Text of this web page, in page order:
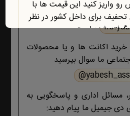
خرید اکانت ها و یا محصولات
ما سوال بپرسید
مسائل اداری و پاسخگویی به
دی جیمیل ما پیام دهید:
رو واریز کنید این قیمت ها با
برای داخل کشور در نظر
گرفته شده است.
اضافه شده به فروشگاه
امبیس AI است.
ما در پایین صفحات یابش
مطابق موضوع با ما تماس
بگیرید. با تشکر